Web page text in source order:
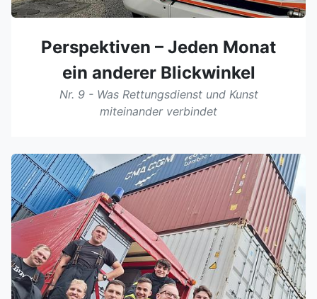
Perspektiven – Jeden Monat
ein anderer Blickwinkel
Nr. 9 - Was Rettungsdienst und Kunst
miteinander verbindet